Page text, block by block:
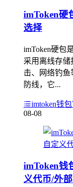
imToken硬
选择
imToken硬包
采用离线存
击、网络钓
防线，它...
imtoken钱
08-08
imToken钱
义代币/外